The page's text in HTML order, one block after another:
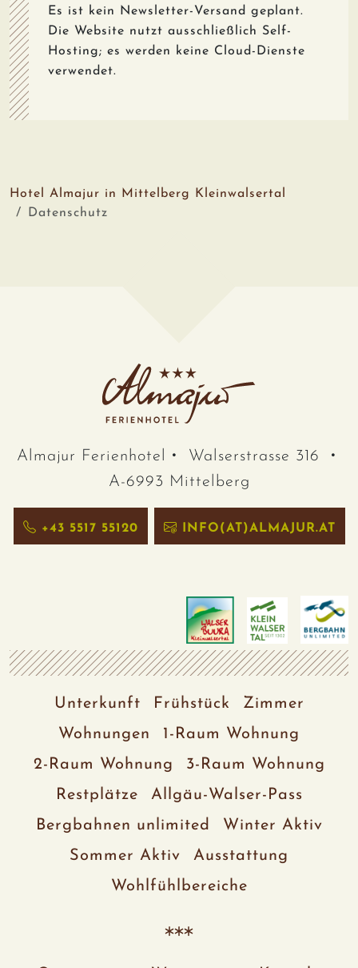
Es ist kein Newsletter-Versand geplant.
Die Website nutzt ausschließlich Self-
Hosting; es werden keine Cloud-Dienste
verwendet.
Hotel Almajur in Mittelberg Kleinwalsertal
Datenschutz
Almajur Ferienhotel
Walserstrasse 316
A-6993 Mittelberg
+43 5517 55120 INFO(AT)ALMAJUR.AT
Unterkunft Frühstück
Zimmer
Wohnungen
1-Raum Wohnung
2-Raum Wohnung
3-Raum Wohnung
Restplätze
Allgäu-Walser-Pass
Bergbahnen unlimited
Winter Aktiv
Sommer Aktiv
Ausstattung
Wohlfühlbereiche